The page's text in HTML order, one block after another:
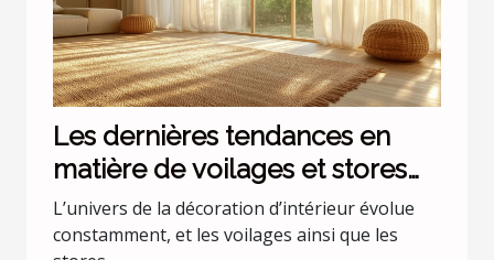
Les dernières tendances en
matière de voilages et stores
pour intérieurs
L’univers de la décoration d’intérieur évolue
constamment, et les voilages ainsi que les